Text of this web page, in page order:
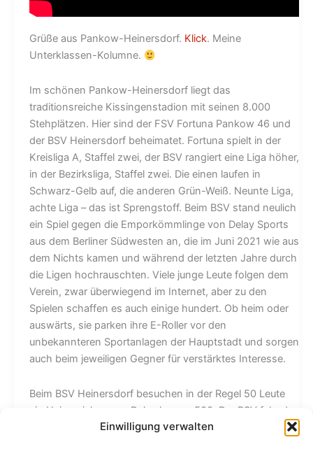
Einwilligung verwalten
Grüße aus Pankow-Heinersdorf. Klick. Meine
Unterklassen-Kolumne.
Im schönen Pankow-Heinersdorf liegt das
traditionsreiche Kissingenstadion mit seinen 8.000
Stehplätzen. Hier sind der FSV Fortuna Pankow 46 und
der BSV Heinersdorf beheimatet. Fortuna spielt in der
Kreisliga A, Staffel zwei, der BSV rangiert eine Liga höher,
in der Bezirksliga, Staffel zwei. Die einen laufen in
Schwarz-Gelb auf, die anderen Grün-Weiß. Neunte Liga,
achte Liga – das ist Sprengstoff. Beim BSV stand neulich
ein Spiel gegen die Emporkömmlinge von Delay Sports
aus dem Berliner Südwesten an, die im Juni 2021 wie aus
dem Nichts kamen und während der letzten Jahre durch
die Ligen hochrauschten. Viele junge Leute folgen dem
Verein, zwar überwiegend im Internet, aber zu den
Spielen schaffen es auch einige hundert. Ob heim oder
auswärts, sie parken ihre E-Roller vor den
unbekannteren Sportanlagen der Hauptstadt und sorgen
auch beim jeweiligen Gegner für verstärktes Interesse.
Beim BSV Heinersdorf besuchen in der Regel 50 Leute
ein Heimspiel, gegen Delay kamen 500. Der BSV fuhr das
volle Programm. Ein Großteil der Jugendabteilungen